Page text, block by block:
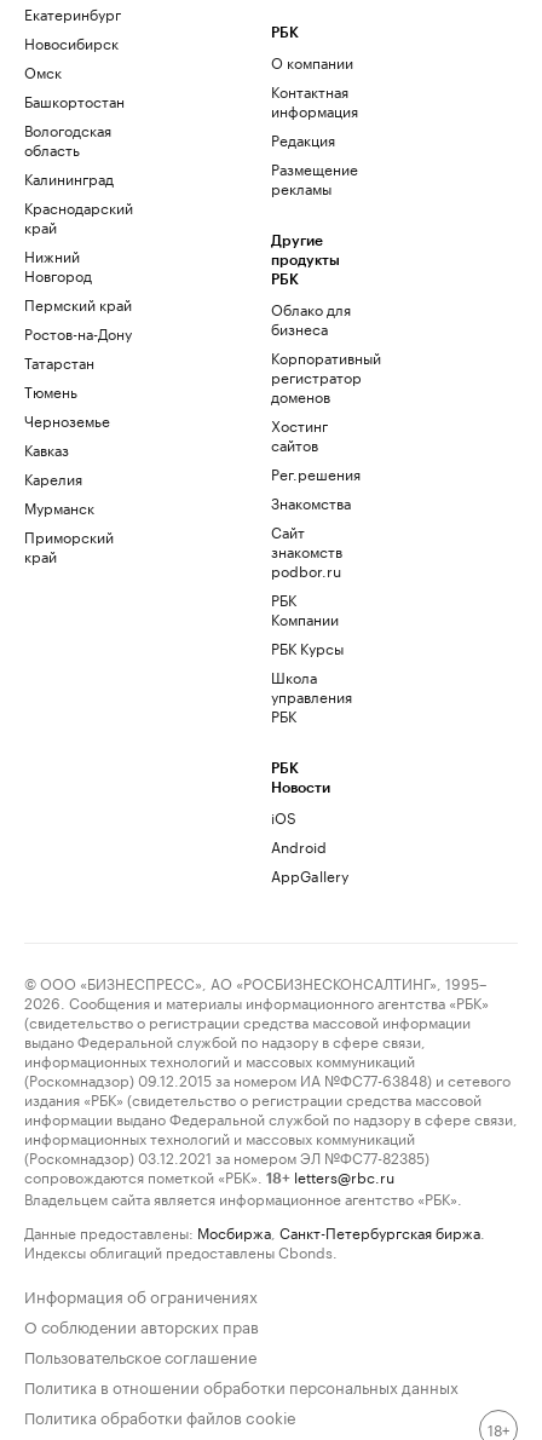
Екатеринбург
Новосибирск
Омск
Башкортостан
Вологодская
область
Калининград
Краснодарский
край
Нижний
Новгород
Пермский край
Ростов-на-Дону
Татарстан
Тюмень
Черноземье
Кавказ
Карелия
Мурманск
Приморский
край
РБК
О компании
Контактная
информация
Редакция
Размещение
рекламы
Другие
продукты
РБК
Облако для
бизнеса
Корпоративный
регистратор
доменов
Хостинг
сайтов
Рег.решения
Знакомства
Сайт
знакомств
podbor.ru
РБК
Компании
РБК Курсы
Школа
управления
РБК
РБК
Новости
iOS
Android
AppGallery
© ООО «БИЗНЕСПРЕСС», АО «РОСБИЗНЕСКОНСАЛТИНГ», 1995–
2026. Сообщения и материалы информационного агентства «РБК»
(свидетельство о регистрации средства массовой информации
выдано Федеральной службой по надзору в сфере связи,
информационных технологий и массовых коммуникаций
(Роскомнадзор) 09.12.2015 за номером ИА №ФС77-63848) и сетевого
издания «РБК» (свидетельство о регистрации средства массовой
информации выдано Федеральной службой по надзору в сфере связи,
информационных технологий и массовых коммуникаций
(Роскомнадзор) 03.12.2021 за номером ЭЛ №ФС77-82385)
сопровождаются пометкой «РБК».
18+ letters@rbc.ru
Владельцем сайта является информационное агентство «РБК».
Данные предоставлены: Мосбиржа Санкт-Петербургская биржа
Индексы облигаций предоставлены Cbonds.
Информация об ограничениях
О соблюдении авторских прав
Пользовательское соглашение
Политика в отношении обработки персональных данных
Политика обработки файлов cookie
18+